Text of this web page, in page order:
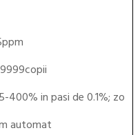
400% in pasi de 0.1%; zo
automat